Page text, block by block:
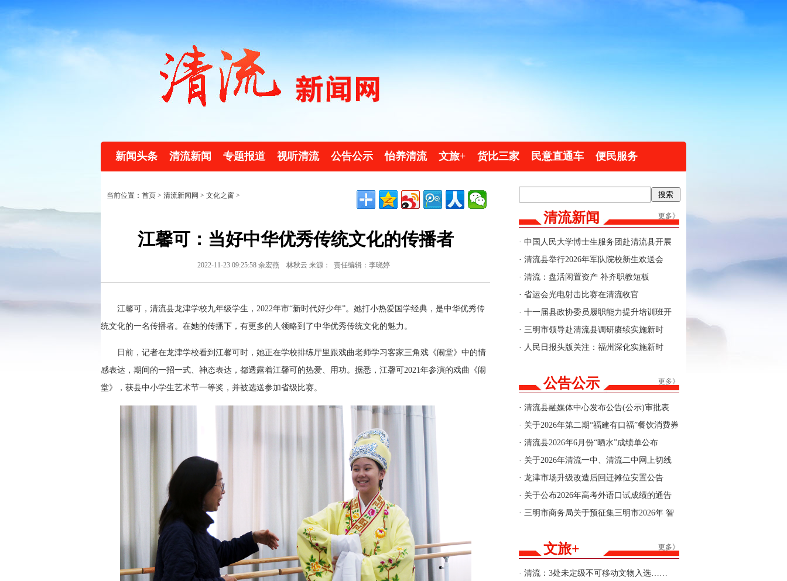
新闻头条 清流新闻 专题报道 视听清流 公告公示 怡养清流 文旅+ 货比三家 民意直通车 便民服务
更多》
清流新闻
· 中国人民大学博士生服务团赴清流县开展
实践调研
· 清流县举行2026年军队院校新生欢送会
· 清流：盘活闲置资产 补齐职教短板
· 省运会光电射击比赛在清流收官
· 十一届县政协委员履职能力提升培训班开
班
· 三明市领导赴清流县调研赓续实施新时
代“堡垒工程”及群众身边不正之风和腐败问
· 人民日报头版关注：福州深化实施新时
更多》
公告公示
· 清流县融媒体中心发布公告(公示)审批表
· 关于2026年第二期“福建有口福”餐饮消费券
商户报名的公告
· 清流县2026年6月份“晒水”成绩单公布
· 关于2026年清流一中、清流二中网上切线
招生结果的公告
· 龙津市场升级改造后回迁摊位安置公告
· 关于公布2026年高考外语口试成绩的通告
· 三明市商务局关于预征集三明市2026年 智
更多》
文旅+
· 清流：3处未定级不可移动文物入选……
当前位置：首页 > 清流新闻网 > 文化之窗 >
江馨可：当好中华优秀传统文化的传播者
2022-11-23 09:25:58 余宏燕 林秋云 来源： 责任编辑：李晓婷
江馨可，清流县龙津学校九年级学生，2022年市“新时代好少年”。她打小热爱国学经典，是中华优秀传
统文化的一名传播者。在她的传播下，有更多的人领略到了中华优秀传统文化的魅力。
日前，记者在龙津学校看到江馨可时，她正在学校排练厅里跟戏曲老师学习客家三角戏《闹堂》中的情
感表达，期间的一招一式、神态表达，都透露着江馨可的热爱、用功。据悉，江馨可2021年参演的戏曲《闹
堂》，获县中小学生艺术节一等奖，并被选送参加省级比赛。